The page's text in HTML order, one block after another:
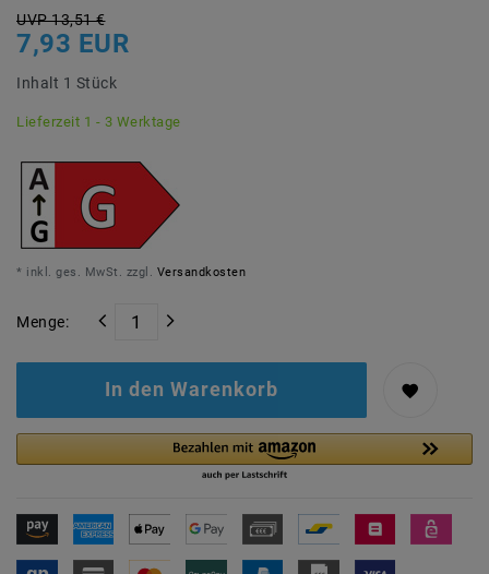
UVP 13,51 €
7,93 EUR
Inhalt 1 Stück
Lieferzeit 1 - 3 Werktage
* inkl. ges. MwSt. zzgl. Versandkosten
Menge:
In den Warenkorb